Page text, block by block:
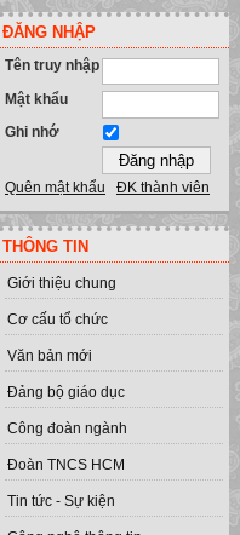
ĐĂNG NHẬP
Tên truy nhập
Mật khẩu
Ghi nhớ
Quên mật khẩu ĐK thành viên
THÔNG TIN
Giới thiệu chung
Cơ cấu tổ chức
Văn bản mới
Đảng bộ giáo dục
Công đoàn ngành
Đoàn TNCS HCM
Tin tức - Sự kiện